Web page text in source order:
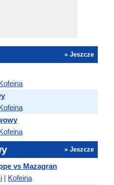
» Jeszcze
» Jeszcze
vs Mazagran
| Kofeina